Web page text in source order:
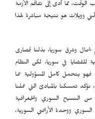
الوقت، مما أدى إلى تفاقم الأزمة
وويلات هو نتيجة مباشرة لهذا
شمال وشرق سوريا، بذلنا قصارى
في سوريا، لكن النظام
يتحمل كامل المسؤولية عما
تمسكنا بالمبادئ التي عملنا
النسيج السوري والجغرافية
ووحدة الأراضي السورية،